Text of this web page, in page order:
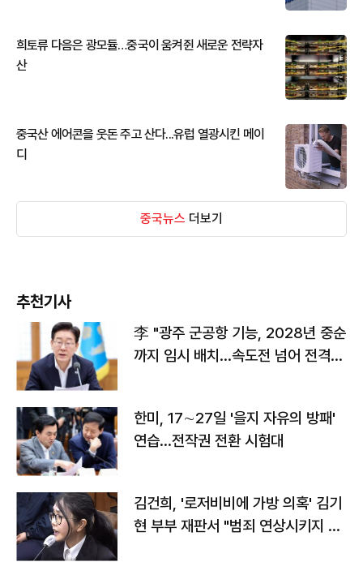
희토류 다음은 광모듈…중국이 움켜쥔 새로운 전략자
산
중국산 에어콘을 웃돈 주고 산다...유럽 열광시킨 메이
디
중국뉴스 더보기
추천기사
李 "광주 군공항 기능, 2028년 중순
까지 임시 배치…속도전 넘어 전격
한미, 17∼27일 '을지 자유의 방패'
연습…전작권 전환 시험대
김건희, '로저비비에 가방 의혹' 김기
현 부부 재판서 "범죄 연상시키지 말